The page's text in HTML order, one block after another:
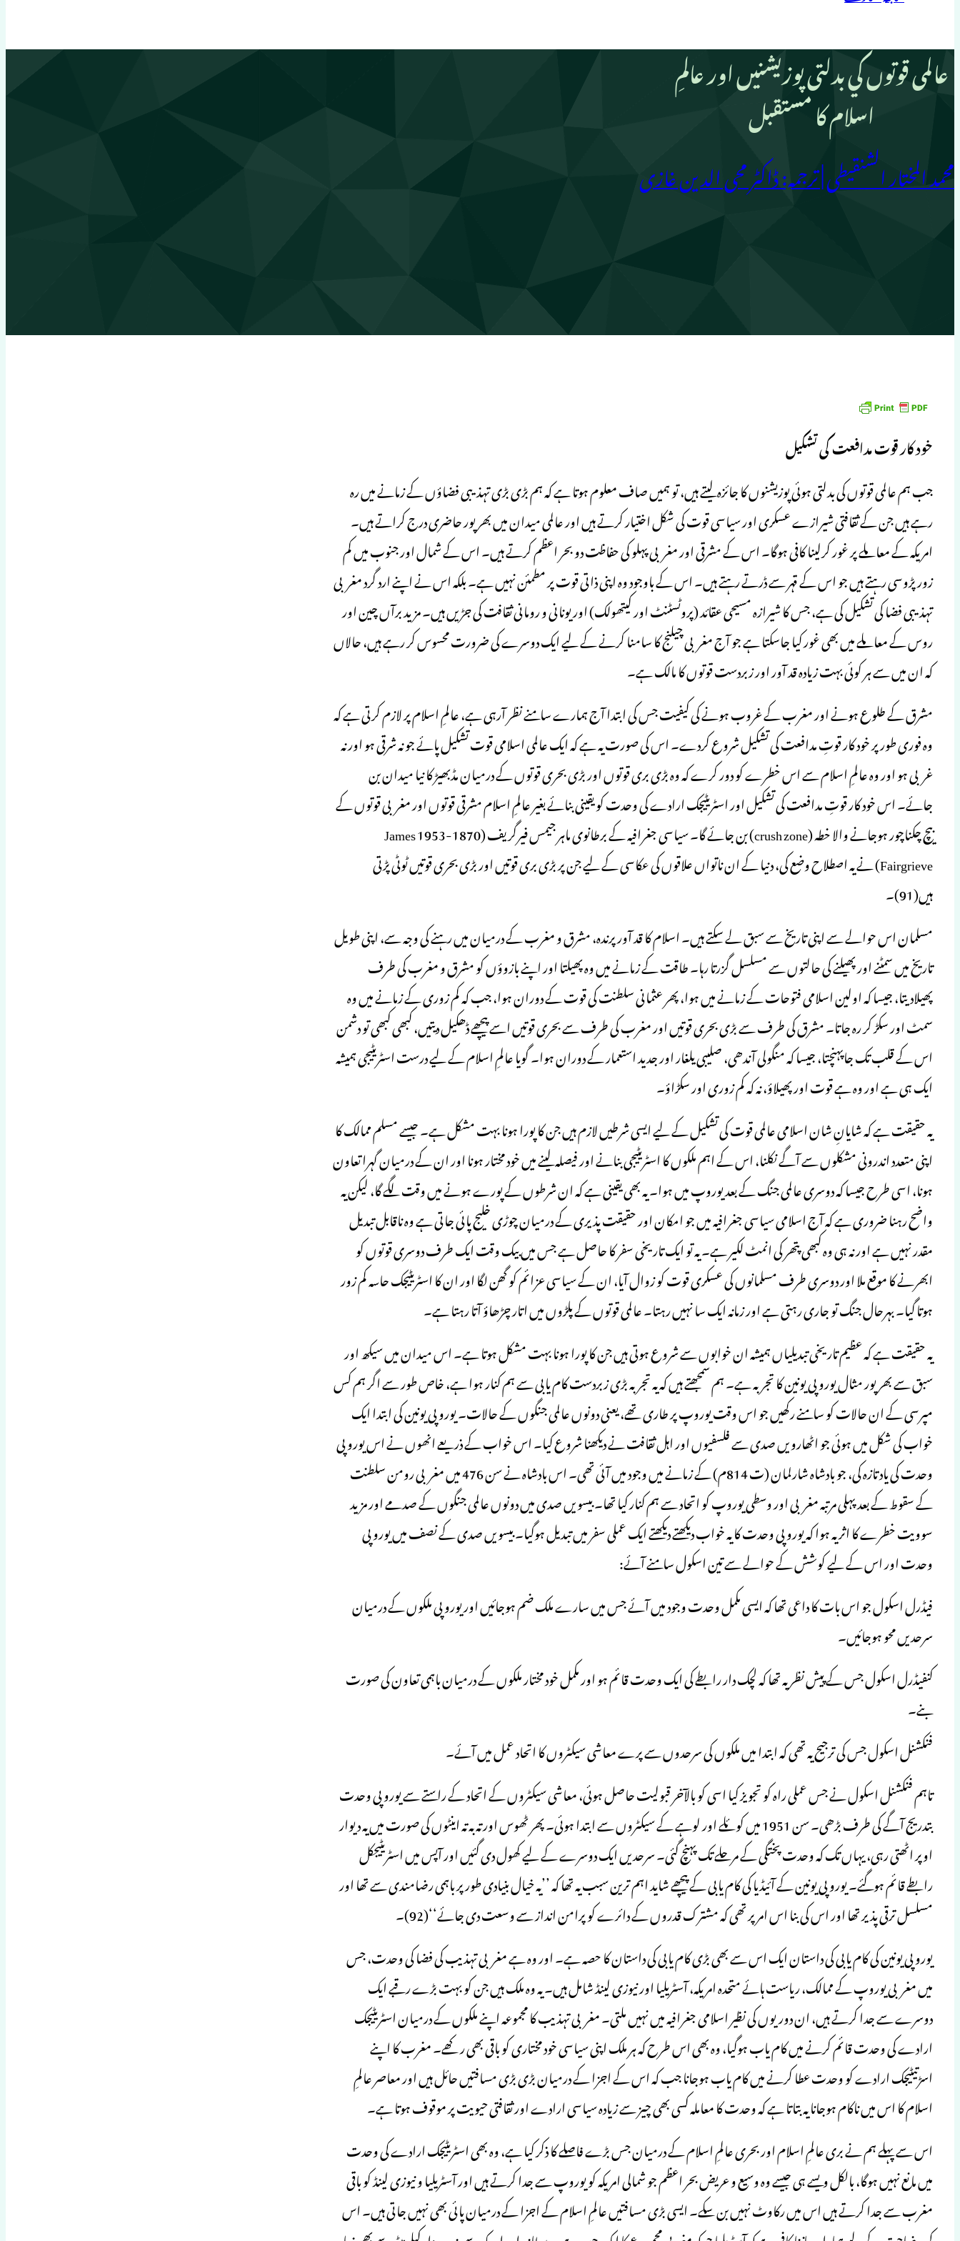
عالمی قوتوں کي بدلتی پوزيشنيں اور عالمِ
اسلام کا مستقبل
محمد المختار الشنقیطی | ترجمہ: ڈاکٹر محی الدین غازی
خود کار قوت مدافعت کی تشکیل
جب ہم عالمی قوتوں کی بدلتی ہوئی پوزیشنوں کا جائزہ لیتے ہیں، تو ہمیں صاف معلوم ہوتا ہے کہ ہم بڑی بڑی تہذیبی فضاؤں کے زمانے میں رہ
رہے ہیں جن کے ثقافتی شیرازے عسکری اور سیاسی قوت کی شکل اختیار کرتے ہیں اور عالمی میدان میں بھرپور حاضری درج کراتے ہیں۔
امریکہ کے معاملے پر غور کرلینا کافی ہوگا۔ اس کے مشرقی اور مغربی پہلو کی حفاظت دو بحر اعظم کرتے ہیں۔ اس کے شمال اور جنوب میں کم
زور پڑوسی رہتے ہیں جو اس کے قہر سے ڈرتے رہتے ہیں۔ اس کے باوجود وہ اپنی ذاتی قوت پر مطمئن نہیں ہے۔ بلکہ اس نے اپنے ارد گرد مغربی
تہذیبی فضا کی تشکیل کی ہے، جس کا شیرازہ مسیحی عقائد (پروٹسٹنٹ اور کیتھولک) اور یونانی و رومانی ثقافت کی جڑیں ہیں۔ مزید برآں چین اور
روس کے معاملے میں بھی غور کیا جاسکتا ہے جو آج مغربی چیلنج کا سامنا کرنے کے لیے ایک دوسرے کی ضرورت محسوس کر رہے ہیں، حالاں
کہ ان میں سے ہر کوئی بہت زیادہ قد آور اور زبردست قوتوں کا مالک ہے۔
مشرق کے طلوع ہونے اور مغرب کے غروب ہونے کی کیفیت جس کی ابتدا آج ہمارے سامنے نظر آرہی ہے، عالمِ اسلام پر لازم کرتی ہے کہ
وہ فوری طور پر خود کار قوتِ مدافعت کی تشکیل شروع کردے۔ اس کی صورت یہ ہے کہ ایک عالمی اسلامی قوت تشکیل پائے جو نہ شرقی ہو اور نہ
غربی ہو اور وہ عالمِ اسلام سے اس خطرے کو دور کرے کہ وہ بڑی بری قوتوں اور بڑی بحری قوتوں کے درمیان مڈبھیڑ کا نیا میدان بن
جائے۔ اس خود کار قوتِ مدافعت کی تشکیل اور اسٹریٹیجک ارادے کی وحدت کو یقینی بنائے بغیر عالمِ اسلام مشرقی قوتوں اور مغربی قوتوں کے
بیچ چکناچور ہوجانے والا خطہ (crush zone) بن جائے گا۔ سیاسی جغرافیہ کے برطانوی ماہر جیمس فیرگریف (1870-1953 James
Fairgrieve) نے یہ اصطلاح وضع کی، دنیا کے ان ناتواں علاقوں کی عکاسی کے لیے جن پر بڑی بری قوتیں اور بڑی بحری قوتیں ٹوٹی پڑتی
ہیں(91)۔
مسلمان اس حوالے سے اپنی تاریخ سے سبق لے سکتے ہیں۔ اسلام کا قد آور پرندہ، مشرق و مغرب کے درمیان میں رہنے کی وجہ سے، اپنی طویل
تاریخ میں سمٹنے اور پھیلنے کی حالتوں سے مسلسل گزرتا رہا۔ طاقت کے زمانے میں وہ پھیلتا اور اپنے بازوؤں کو مشرق و مغرب کی طرف
پھیلادیتا، جیسا کہ اولین اسلامی فتوحات کے زمانے میں ہوا، پھر عثمانی سلطنت کی قوت کے دوران ہوا، جب کہ کم زوری کے زمانے میں وہ
سمٹ اور سکڑ کر رہ جاتا۔ مشرق کی طرف سے بڑی بحری قوتیں اور مغرب کی طرف سے بحری قوتیں اسے پیچھے ڈھکیل دیتیں، کبھی کبھی تو دشمن
اس کے قلب تک جاپہنچتا، جیسا کہ منگولی آندھی، صلیبی یلغار اور جدید استعمار کے دوران ہوا۔ گویا عالمِ اسلام کے لیے درست اسٹریٹیجی ہمیشہ
ایک ہی ہے اور وہ ہے قوت اور پھیلاؤ، نہ کہ کم زوری اور سکڑاؤ۔
یہ حقیقت ہے کہ شایانِ شان اسلامی عالمی قوت کی تشکیل کے لیے ایسی شرطیں لازم ہیں جن کا پورا ہونا بہت مشکل ہے۔ جیسے مسلم ممالک کا
اپنی متعدد اندرونی مشکلوں سے آگے نکلنا، اس کے اہم ملکوں کا اسٹریٹیجی بنانے اور فیصلہ لینے میں خود مختار ہونا اور ان کے درمیان گہرا تعاون
ہونا، اسی طرح جیسا کہ دوسری عالمی جنگ کے بعد یوروپ میں ہوا۔ یہ بھی یقینی ہے کہ ان شرطوں کے پورے ہونے میں وقت لگے گا، لیکن یہ
واضح رہنا ضروری ہے کہ آج اسلامی سیاسی جغرافیہ میں جو امکان اور حقیقت پذیری کے درمیان چوڑی خلیج پائی جاتی ہے وہ ناقابل تبدیل
مقدر نہیں ہے اور نہ ہی وہ کبھی پتھر کی انمٹ لکیر ہے۔ یہ تو ایک تاریخی سفر کا حاصل ہے جس میں بیک وقت ایک طرف دوسری قوتوں کو
ابھرنے کا موقع ملا اور دوسری طرف مسلمانوں کی عسکری قوت کو زوال آیا، ان کے سیاسی عزائم کو گھن لگا اور ان کا اسٹریٹیجک حاسہ کم زور
ہوتا گیا۔ بہرحال جنگ تو جاری رہتی ہے اور زمانہ ایک سا نہیں رہتا۔ عالمی قوتوں کے پلڑوں میں اتار چڑھاؤ آتا رہتا ہے۔
یہ حقیقت ہے کہ عظیم تاریخی تبدیلیاں ہمیشہ ان خوابوں سے شروع ہوتی ہیں جن کا پورا ہونا بہت مشکل ہوتا ہے۔ اس میدان میں سیکھ اور
سبق سے بھرپور مثال یوروپی یونین کا تجربہ ہے۔ ہم سمجھتے ہیں کہ یہ تجربہ بڑی زبردست کام یابی سے ہم کنار ہوا ہے، خاص طور سے اگر ہم کس
مپرسی کے ان حالات کو سامنے رکھیں جو اس وقت یوروپ پر طاری تھے، یعنی دونوں عالمی جنگوں کے حالات۔ یوروپی یونین کی ابتدا ایک
خواب کی شکل میں ہوئی جو اٹھارویں صدی سے فلسفیوں اور اہل ثقافت نے دیکھنا شروع کیا۔ اس خواب کے ذریعے انھوں نے اس یوروپی
وحدت کی یاد تازہ کی، جو بادشاہ شارلمان (ت 814م) کے زمانے میں وجود میں آئی تھی۔ اس بادشاہ نے سن 476 میں مغربی رومن سلطنت
کے سقوط کے بعد پہلی مرتبہ مغربی اور وسطی یوروپ کو اتحاد سے ہم کنار کیا تھا۔ بیسویں صدی میں دونوں عالمی جنگوں کے صدمے اور مزید
سوویت خطرے کا اثر یہ ہوا کہ یوروپی وحدت کا یہ خواب دیکھتے دیکھتے ایک عملی سفر میں تبدیل ہوگیا۔ بیسویں صدی کے نصف میں یوروپی
وحدت اور اس کے لیے کوشش کے حوالے سے تین اسکول سامنے آئے:
فیڈرل اسکول جو اس بات کا داعی تھا کہ ایسی مکمل وحدت وجود میں آئے جس میں سارے ملک ضم ہوجائیں اور یوروپی ملکوں کے درمیان
سرحدیں محو ہوجائیں۔
کنفیڈرل اسکول جس کے پیش نظر یہ تھا کہ لچک دار رابطے کی ایک وحدت قائم ہو اور مکمل خود مختار ملکوں کے درمیان باہمی تعاون کی صورت
بنے۔
فنکشنل اسکول جس کی ترجیح یہ تھی کہ ابتدا میں ملکوں کی سرحدوں سے پرے معاشی سیکٹروں کا اتحاد عمل میں آئے۔
تاہم فنکشنل اسکول نے جس عملی راہ کو تجویز کیا اسی کو بالآخر قبولیت حاصل ہوئی، معاشی سیکٹروں کے اتحاد کے راستے سے یوروپی وحدت
بتدریج آگے کی طرف بڑھی۔ سن 1951 میں کوئلے اور لوہے کے سیکٹروں سے ابتدا ہوئی۔ پھر ٹھوس اور تہ بہ تہ اینٹوں کی صورت میں یہ دیوار
اوپر اٹھتی رہی، یہاں تک کہ وحدت پختگی کے مرحلے تک پہنچ گئی۔ سرحدیں ایک دوسرے کے لیے کھول دی گئیں اور آپس میں اسٹریٹیجکل
رابطے قائم ہوگئے۔ یوروپی یونین کے آئیڈیا کی کام یابی کے پیچھے شاید اہم ترین سبب یہ تھا کہ ’’یہ خیال بنیادی طور پر باہمی رضامندی سے تھا اور
مسلسل ترقی پذیر تھا اور اس کی بنا اس امر پر تھی کہ مشترک قدروں کے دائرے کو پرامن انداز سے وسعت دی جائے‘‘(92)۔
یوروپی یونین کی کام یابی کی داستان ایک اس سے بھی بڑی کام یابی کی داستان کا حصہ ہے۔ اور وہ ہے مغربی تہذیب کی فضا کی وحدت، جس
میں مغربی یوروپ کے ممالک، ریاست ہائے متحدہ امریکہ، آسٹریلیا اور نیوزی لینڈ شامل ہیں۔ یہ وہ ملک ہیں جن کو بہت بڑے رقبے ایک
دوسرے سے جدا کرتے ہیں، ان دوریوں کی نظیر اسلامی جغرافیہ میں نہیں ملتی۔ مغربی تہذیب کا مجموعہ اپنے ملکوں کے درمیان اسٹریٹیجک
ارادے کی وحدت قائم کرنے میں کام یاب ہوگیا، وہ بھی اس طرح کہ ہر ملک اپنی سیاسی خود مختاری کو باقی بھی رکھے۔ مغرب کا اپنے
اسڑتیٹیجک ارادے کو وحدت عطا کرنے میں کام یاب ہوجانا جب کہ اس کے اجزا کے درمیان بڑی بڑی مسافتیں حائل ہیں اور معاصر عالمِ
اسلام کا اس میں ناکام ہوجانا یہ بتاتا ہے کہ وحدت کا معاملہ کسی بھی چیز سے زیادہ سیاسی ارادے اور ثقافتی حیویت پر موقوف ہوتا ہے۔
اس سے پہلے ہم نے بری عالمِ اسلام اور بحری عالمِ اسلام کے درمیان جس بڑے فاصلے کا ذکر کیا ہے، وہ بھی اسٹریٹیجک ارادے کی وحدت
میں مانع نہیں ہوگا، بالکل ویسے ہی جیسے وہ وسیع و عریض بحر اعظم جو شمالی امریکہ کو یوروپ سے جدا کرتے ہیں اور آسٹریلیا و نیوزی لینڈ کو باقی
مغرب سے جدا کرتے ہیں اس میں رکاوٹ نہیں بن سکے۔ ایسی بڑی مسافتیں عالمِ اسلام کے اجزا کے درمیان پائی بھی نہیں جاتی ہیں۔ اس